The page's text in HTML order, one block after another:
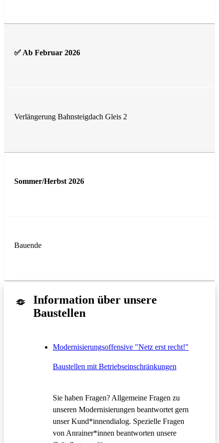
✅ Ab Februar 2026
Verlängerung Bahnsteigdach Gleis 2
Sommer/Herbst 2026
Bauende
Information über unsere
Baustellen
Modernisierungsoffensive "Netz erst recht!"
Baustellen mit Betriebseinschränkungen
Sie haben Fragen? Allgemeine Fragen zu
unseren Modernisierungen beantwortet gern
unser Kund*innendialog. Spezielle Fragen
von Anrainer*innen beantworten unsere